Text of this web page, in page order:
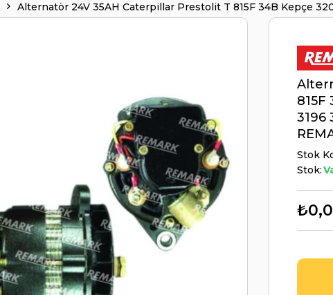
Alternatör 24V 35AH Caterpillar Prestolit T 815F 34B Kepçe
815F
3196
Stok
Stok: